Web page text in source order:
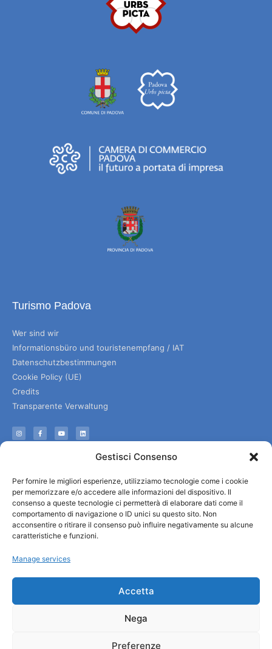
Gestisci Consenso
Per fornire le migliori esperienze, utilizziamo tecnologie come i cookie
per memorizzare e/o accedere alle informazioni del dispositivo. Il
consenso a queste tecnologie ci permetterà di elaborare dati come il
comportamento di navigazione o ID unici su questo sito. Non
acconsentire o ritirare il consenso può influire negativamente su alcune
caratteristiche e funzioni.
Manage services
Accetta
Nega
Preferenze
Turismo Padova
Wer sind wir
Informationsbüro und touristenempfang / IAT
Datenschutzbestimmungen
Cookie Policy (UE)
Credits
Transparente Verwaltung
Informationen
Nützliche Dienstleistungen
Broschüren herunterladen